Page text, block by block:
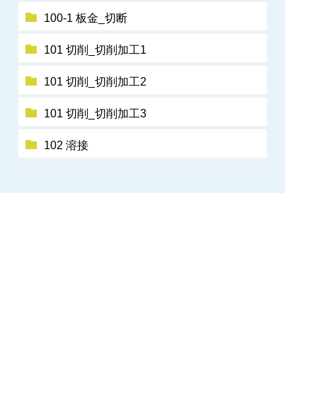
100-1 板金_切断
101 切削_切削加工1
101 切削_切削加工2
101 切削_切削加工3
102 溶接